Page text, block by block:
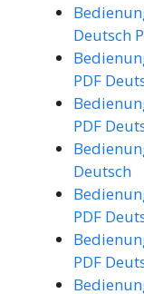
Deutsch
PDF
PDF
Deutsch
PDF
PDF